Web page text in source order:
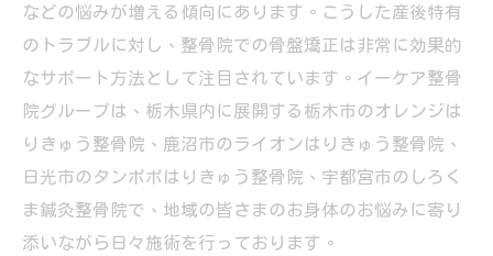
添う
骨盤矯正で冷えやむくみも整骨院でサポー
ト
骨盤矯正は保険利用できるのか詳しく解説
整骨院の骨盤矯正は保険適用されるのか解
説
などの悩みが増える傾向にあります。こうした産後特有
のトラブルに対し、整骨院での骨盤矯正は非常に効果的
なサポート方法として注目されています。イーケア整骨
院グループは、栃木県内に展開する栃木市のオレンジは
りきゅう整骨院、鹿沼市のライオンはりきゅう整骨院、
日光市のタンポポはりきゅう整骨院、宇都宮市のしろく
ま鍼灸整骨院で、地域の皆さまのお身体のお悩みに寄り
添いながら日々施術を行っております。